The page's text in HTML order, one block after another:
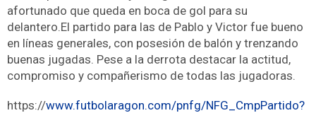
afortunado que queda en boca de gol para su
delantero.El partido para las de Pablo y Victor fue bueno
en líneas generales, con posesión de balón y trenzando
buenas jugadas. Pese a la derrota destacar la actitud,
compromiso y compañerismo de todas las jugadoras.
https://www.futbolaragon.com/pnfg/NFG_CmpPartido?